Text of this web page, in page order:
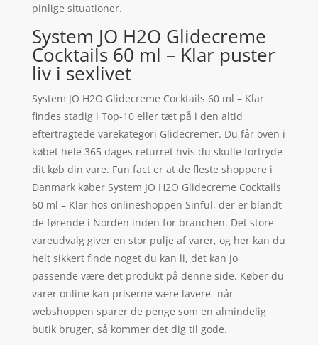
pinlige situationer.
System JO H2O Glidecreme
Cocktails 60 ml – Klar puster
liv i sexlivet
System JO H2O Glidecreme Cocktails 60 ml – Klar
findes stadig i Top-10 eller tæt på i den altid
eftertragtede varekategori Glidecremer. Du får oven i
købet hele 365 dages returret hvis du skulle fortryde
dit køb din vare. Fun fact er at de fleste shoppere i
Danmark køber System JO H2O Glidecreme Cocktails
60 ml – Klar hos onlineshoppen Sinful, der er blandt
de førende i Norden inden for branchen. Det store
vareudvalg giver en stor pulje af varer, og her kan du
helt sikkert finde noget du kan li, det kan jo
passende være det produkt på denne side. Køber du
varer online kan priserne være lavere- når
webshoppen sparer de penge som en almindelig
butik bruger, så kommer det dig til gode.